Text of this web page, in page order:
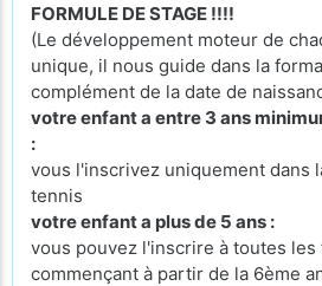
FORMULE DE STAGE !!!!
(Le développement moteur de
unique, il nous guide dans la
complément de la date de
votre enfant a entre 3 ans
:
vous l'inscrivez uniquement dans
tennis
votre enfant a plus de 5 ans :
vous pouvez l'inscrire à toutes les
commençant à partir de la 6ème